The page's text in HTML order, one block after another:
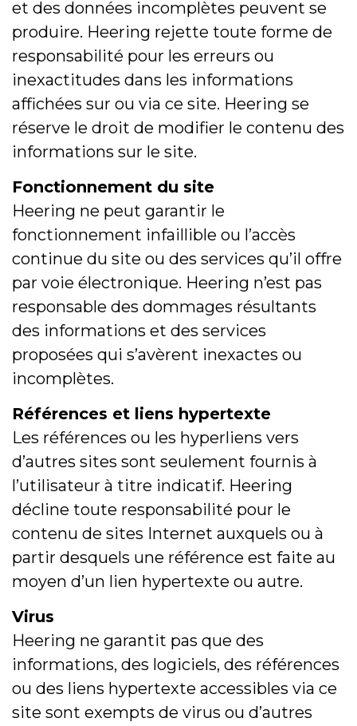
et des données incomplètes peuvent se
produire. Heering rejette toute forme de
responsabilité pour les erreurs ou
inexactitudes dans les informations
affichées sur ou via ce site. Heering se
réserve le droit de modifier le contenu des
informations sur le site.
Fonctionnement du site
Heering ne peut garantir le
fonctionnement infaillible ou l’accès
continue du site ou des services qu’il offre
par voie électronique. Heering n’est pas
responsable des dommages résultants
des informations et des services
proposées qui s’avèrent inexactes ou
incomplètes.
Références et liens hypertexte
Les références ou les hyperliens vers
d’autres sites sont seulement fournis à
l’utilisateur à titre indicatif. Heering
décline toute responsabilité pour le
contenu de sites Internet auxquels ou à
partir desquels une référence est faite au
moyen d’un lien hypertexte ou autre.
Virus
Heering ne garantit pas que des
informations, des logiciels, des références
ou des liens hypertexte accessibles via ce
site sont exempts de virus ou d’autres